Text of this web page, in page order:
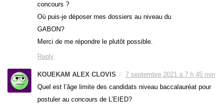
concours ?
Où puis-je déposer mes dossiers au niveau du
GABON?
Merci de me répondre le plutôt possible.
Reply
KOUEKAM ALEX CLOVIS
7 septembre 2021 à 7 h 45 min
Quel est l’âge limite des candidats niveau baccalauréat pour
postuler au concours de L’EIED?